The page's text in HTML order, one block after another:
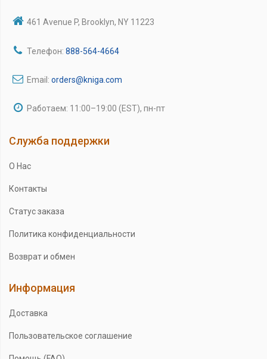
461 Avenue P, Brooklyn, NY 11223
Телефон: 888-564-4664
Email: orders@kniga.com
Работаем: 11:00–19:00 (EST), пн-пт
Служба поддержки
О Нас
Контакты
Статус заказа
Политика конфиденциальности
Возврат и обмен
Информация
Доставка
Пользовательское соглашение